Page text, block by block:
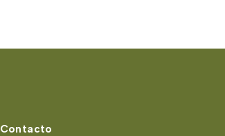
Contacto